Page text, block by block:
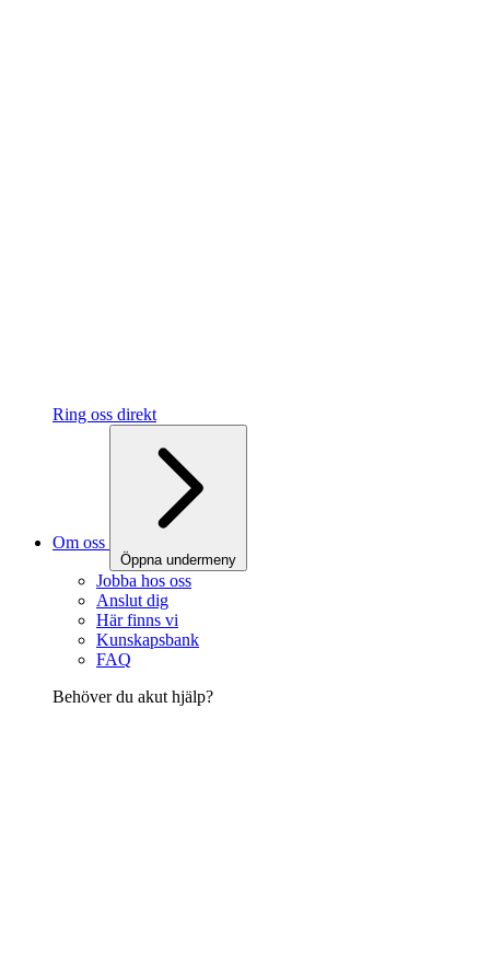
Ring oss direkt
Om oss
Öppna undermeny
Jobba hos oss
Anslut dig
Här finns vi
Kunskapsbank
FAQ
Behöver du akut hjälp?